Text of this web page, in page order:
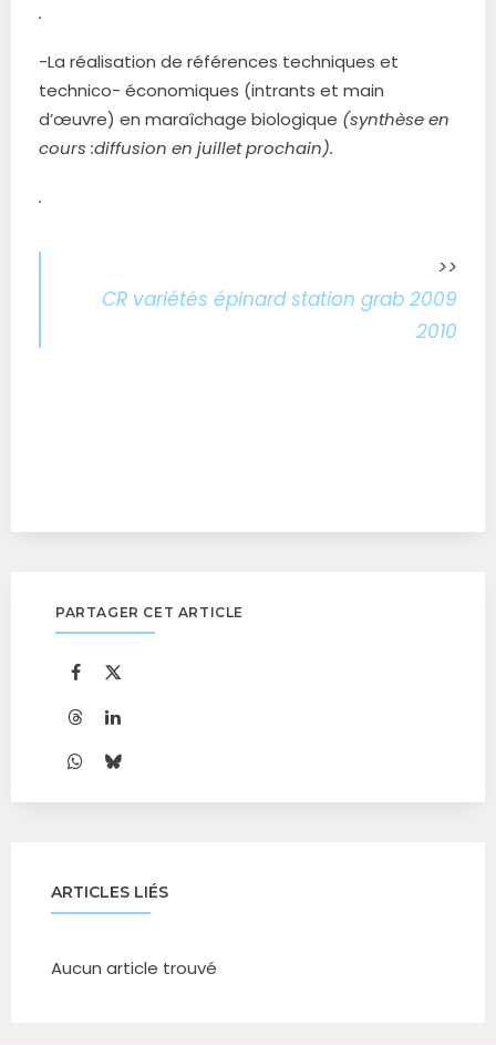
.
-La réalisation de références techniques et
technico- économiques (intrants et main
d’œuvre) en maraîchage biologique (synthèse en
cours :diffusion en juillet prochain).
.
>>
CR variétés épinard station grab 2009
2010
PARTAGER CET ARTICLE
ARTICLES LIÉS
Aucun article trouvé